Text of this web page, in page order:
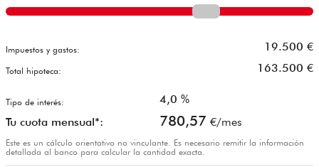
Impuestos y gastos: 19.500 €
Total hipoteca: 163.500 €
Tipo de interés: 4,0 %
Tu cuota mensual*:
780,57 €/mes
Este es un cálculo orientativo no vinculante. Es necesario remitir la información
detallada al banco para calcular la cantidad exacta.